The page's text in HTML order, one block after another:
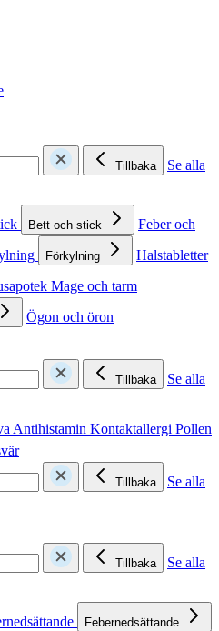
Tillbaka
Se alla
Bett och stick
Feber och
Förkylning
Halstabletter
Mage och tarm
Ögon och öron
Tillbaka
Se alla
Antihistamin Kontaktallergi Pollen
Tillbaka
Se alla
Tillbaka
Se alla
Febernedsättande